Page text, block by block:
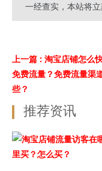
一经查实，本站将立
上一篇 : 淘宝店铺怎么
免费流量？免费流量渠
些？
推荐资讯